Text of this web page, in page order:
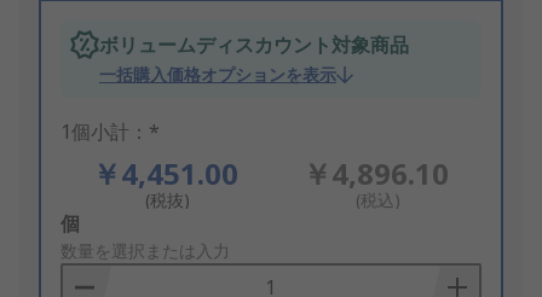
ボリュームディスカウント対象商品
一括購入価格オプションを表示
1個小計：*
￥4,451.00
(税抜)
￥4,896.10
(税込)
Add
to
Basket
個
数量を選択または入力